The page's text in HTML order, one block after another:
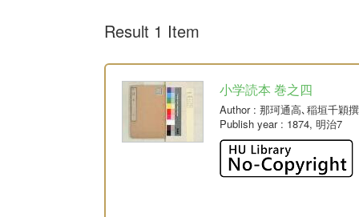
Result 1 Item
小学読本 巻之四
Author: 那珂通高､稲垣千
Publish year: 1874, 明治7